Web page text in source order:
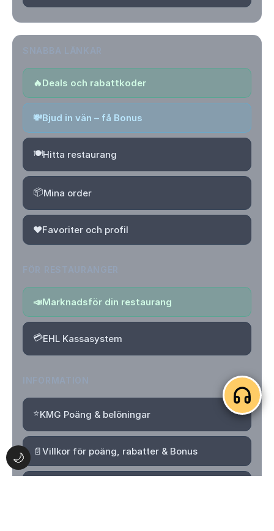
🌙
🔥Deals och rabattkoder
💸Bjud in vän – få Bonus
🍽️Hitta restaurang
📦Mina order
❤️Favoriter och profil
📣Marknadsför din restaurang
💳EHL Kassasystem
⭐KMG Poäng & belöningar
📄Villkor för poäng, rabatter & Bonus